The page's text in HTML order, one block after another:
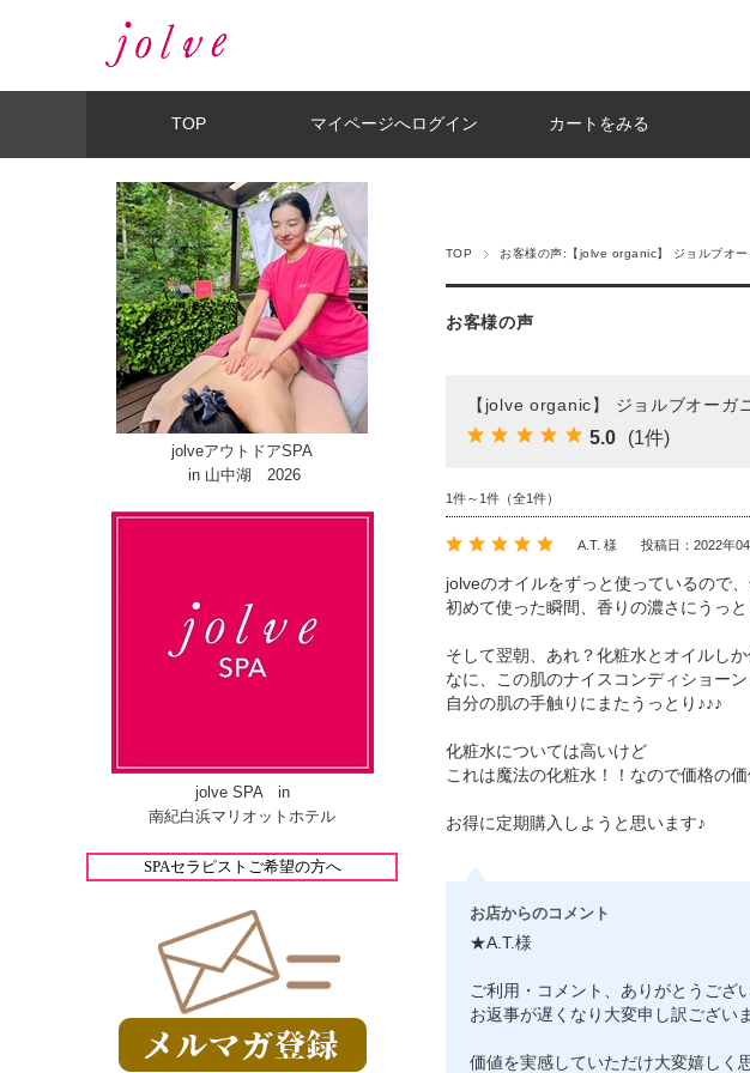
TOP マイページへログイン カートをみる
TOP お客様の声:【jolve organic】 ジョルブオ
お客様の声
【jolve organic】 ジョルブオー
5.0 (1件)
1件～1件（全1件）
A.T. 様 投稿日：2022年
jolveのオイルをずっと使っているので
初めて使った瞬間、香りの濃さにうっと
そして翌朝、あれ？化粧水とオイルし
なに、この肌のナイスコンディショーン
自分の肌の手触りにまたうっとり♪♪♪
化粧水については高いけど
これは魔法の化粧水！！なので価格の価
お得に定期購入しようと思います♪
お店からのコメント
★A.T.様
ご利用・コメント、ありがとうござ
お返事が遅くなり大変申し訳ござい
価値を実感していただけ大変嬉しく
jolveアウトドアSPA
in 山中湖 2026
jolve SPA in
南紀白浜マリオットホテル
SPAセラピストご希望の方へ